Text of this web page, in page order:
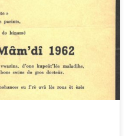
Malmedy, datées du 3 mars
là, le carnaval de
le Laetare de Stavelot, avait